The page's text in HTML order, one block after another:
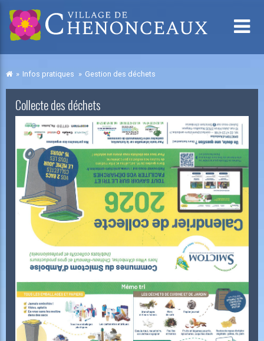
Infos pratiques Gestion des déchets
Collecte des déchets